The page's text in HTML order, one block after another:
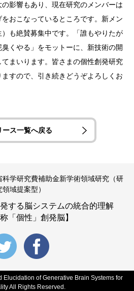
影響もあり、現在研究のメンバーは
おこなっているところです。新メン
も絶賛募集中です。「誰もやりたが
くやる」をモットーに、新技術の開
まいります。皆さまの個性創発研究
すので、引き続きどうぞよろしくお
ース一覧へ戻る
学研究費補助金新学術領域研究（研
領域提案型）
する脳システムの統合的理解
「個性」創発脳】
of Generative Brain Systems for
All Rights Reserved.